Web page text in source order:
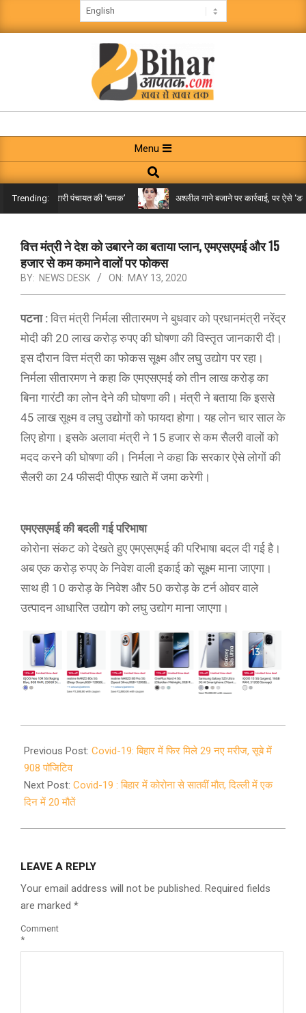
to
BIHAR
AAPTAK
Navigation
Menu
Menu
Search
Trending:
तक पहुंची गरारी पंचायत की ‘चमक’ अश्लील गाने बजाने पर कार्रवाई, पर ऐसे
वित्त मंत्री ने देश को उबारने का बताया प्लान, एमएसएमई और 15
हजार से कम कमाने वालों पर फोकस
BY: NEWS DESK ON: MAY 13, 2020
पटना : वित्त मंत्री निर्मला सीतारमण ने बुधवार को प्रधानमंत्री नरेंद्र
मोदी की 20 लाख करोड़ रुपए की घोषणा की विस्तृत जानकारी दी।
इस दौरान वित्त मंत्री का फोकस सूक्ष्म और लघु उद्योग पर रहा।
निर्मला सीतारमण ने कहा कि एमएसएमई को तीन लाख करोड़ का
बिना गारंटी का लोन देने की घोषणा की। मंत्री ने बताया कि इससे
45 लाख सूक्ष्म व लघु उद्योगों को फायदा होगा। यह लोन चार साल के
लिए होगा। इसके अलावा मंत्री ने 15 हजार से कम सैलरी वालों को
मदद करने की घोषणा की। निर्मला ने कहा कि सरकार ऐसे लोगों की
सैलरी का 24 फीसदी पीएफ खाते में जमा करेगी।
एमएसएमई की बदली गई परिभाषा
कोरोना संकट को देखते हुए एमएसएमई की परिभाषा बदल दी गई है।
अब एक करोड़ रुपए के निवेश वाली इकाई को सूक्ष्म माना जाएगा।
साथ ही 10 करोड़ के निवेश और 50 करोड़ के टर्न ओवर वाले
उत्पादन आधारित उद्योग को लघु उद्योग माना जाएगा।
05-
13
Previous Post: Covid-19: बिहार में फिर मिले 29 नए मरीज, सूबे में
908 पॉजिटिव
Next Post: Covid-19 : बिहार में कोरोना से सातवीं मौत, दिल्ली में एक
दिन में 20 मौतें
LEAVE A REPLY
Your email address will not be published. Required fields
are marked *
Comment
*